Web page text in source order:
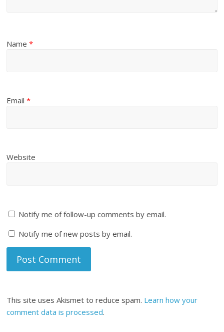
Name*
Email*
Website
Notify me of follow-up comments by email.
Notify me of new posts by email.
This site uses Akismet to reduce spam. Learn how your
comment data is processed.